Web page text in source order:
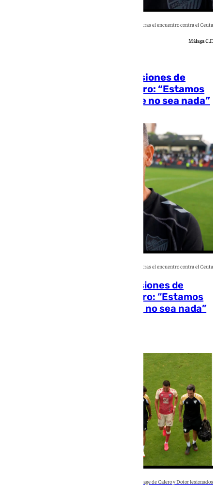
Declaraciones de Juanfran Funes tras el encuentro contra el Ceuta
Málaga C.F.
Juanfran Funes, sobre las lesiones de
Carlos Dotor y Fernando Calero: “Estamos
preocupados, esperemos que no sea nada”
Declaraciones de Juanfran Funes tras el encuentro contra el Ceuta
Juanfran Funes, sobre las lesiones de
Carlos Dotor y Fernando Calero: “Estamos
preocupados, esperemos que no sea nada”
Collage de Calero y Dotor lesionados